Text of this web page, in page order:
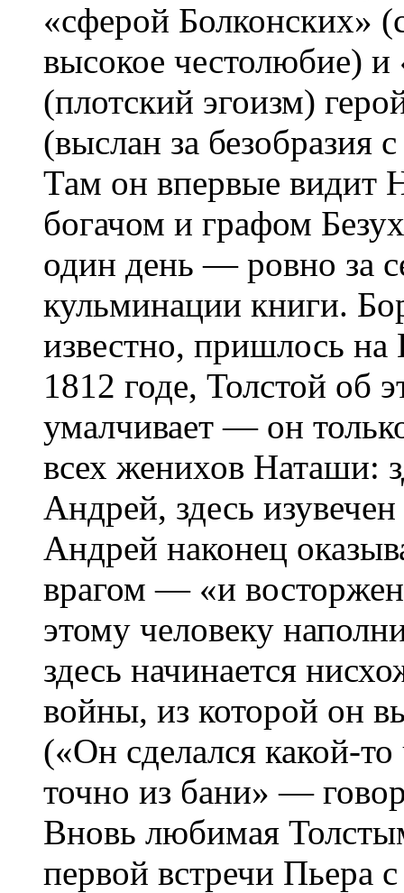
«сферой Болконских»
высокое честолюбие)
(плотский эгоизм)
(выслан за безобразия
Там он впервые видит
богачом и графом
один день — ровно за
кульминации книги.
известно, пришлось на
1812 годе, Толстой об
умалчивает — он
всех женихов Наташи:
Андрей, здесь
Андрей наконец
врагом — «и
этому человеку
здесь начинается
войны, из которой он
(«Он сделался какой-
точно из бани» —
Вновь любимая
первой встречи Пьера